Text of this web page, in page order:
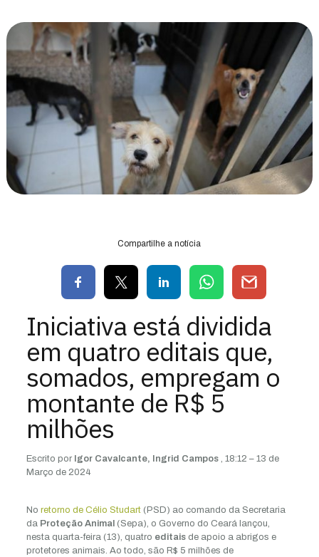
Compartilhe a notícia
Iniciativa está dividida
em quatro editais que,
somados, empregam o
montante de R$ 5
milhões
Escrito por Igor Cavalcante, Ingrid Campos , 18:12 – 13 de
Março de 2024
No retorno de Célio Studart (PSD) ao comando da Secretaria
da Proteção Animal (Sepa), o Governo do Ceará lançou,
nesta quarta-feira (13), quatro editais de apoio a abrigos e
protetores animais. Ao todo, são R$ 5 milhões de